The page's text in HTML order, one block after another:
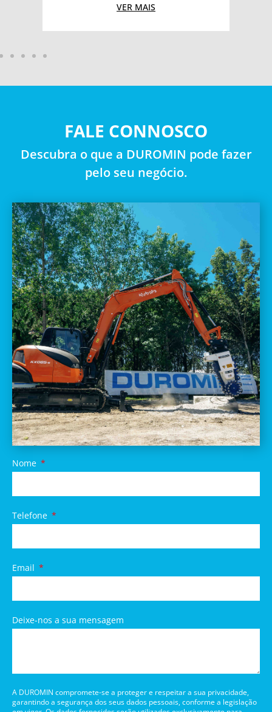
VER MAIS
FALE CONNOSCO
Descubra o que a DUROMIN pode fazer
pelo seu negócio.
Nome
Telefone
Email
Deixe-nos a sua mensagem
A DUROMIN compromete-se a proteger e respeitar a sua privacidade,
garantindo a segurança dos seus dados pessoais, conforme a legislação